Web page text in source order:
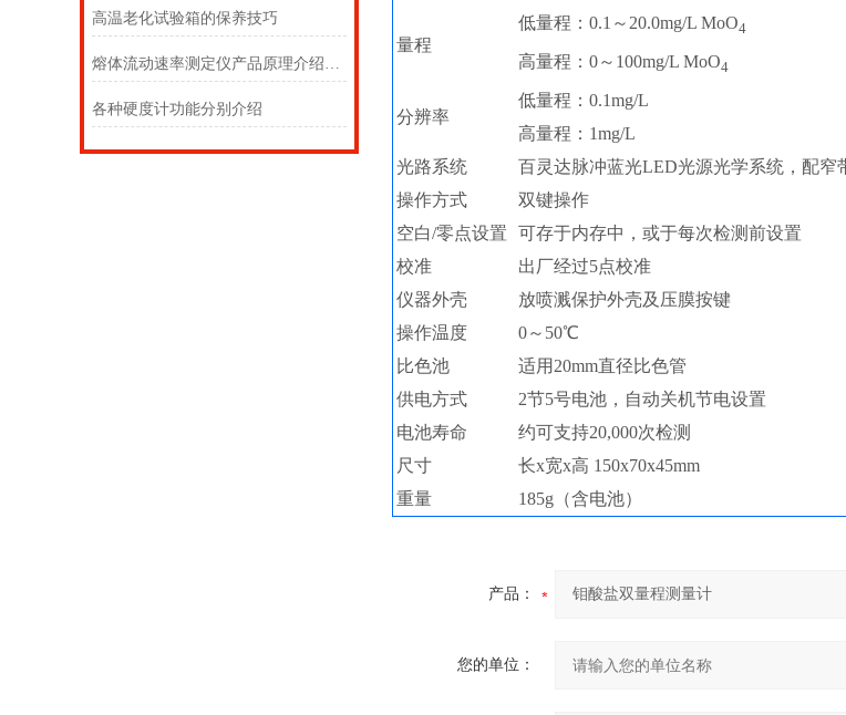
高温老化试验箱的保养技巧
熔体流动速率测定仪产品原理介绍以及操作说明
各种硬度计功能分别介绍
量程
低量程：0.1～20.0mg/L MoO4
高量程：0～100mg/L MoO4
分辨率
低量程：0.1mg/L
高量程：1mg/L
光路系统
百灵达脉冲蓝光LED光源光学系统，配窄
操作方式
双键操作
空白/零点设置
可存于内存中，或于每次检测前设置
校准
出厂经过5点校准
仪器外壳
放喷溅保护外壳及压膜按键
操作温度
0～50℃
比色池
适用20mm直径比色管
供电方式
2节5号电池，自动关机节电设置
电池寿命
约可支持20,000次检测
尺寸
长x宽x高 150x70x45mm
重量
185g（含电池）
产品：
您的单位：